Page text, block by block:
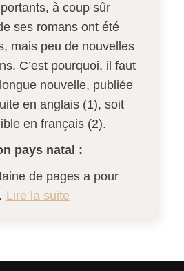
à coup sûr
ses romans ont été
mais peu de nouvelles
C’est pourquoi, il faut
nouvelle, publiée
en anglais (1), soit
en français (2).
pays natal :
de pages a pour
Lire la suite